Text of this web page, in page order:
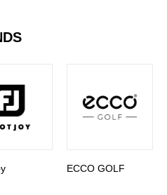
ECCO GOLF